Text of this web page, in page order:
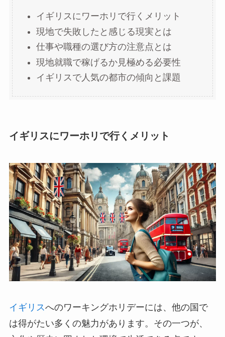
イギリスにワーホリで行くメリット
現地で失敗したと感じる現実とは
仕事や職種の選び方の注意点とは
現地就職で稼げるか見極める必要性
イギリスで人気の都市の傾向と課題
イギリスにワーホリで行くメリット
イギリスへのワーキングホリデーには、他の国で
は得がたい多くの魅力があります。その一つが、